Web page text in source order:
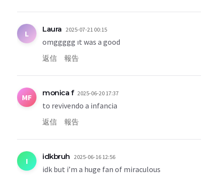
L Laura 2025-07-21 00:15
omggggg ıt was a good
返信 報告
MF monica f 2025-06-20 17:37
to revivendo a infancia
返信 報告
I idkbruh 2025-06-16 12:56
idk but i’m a huge fan of miraculous